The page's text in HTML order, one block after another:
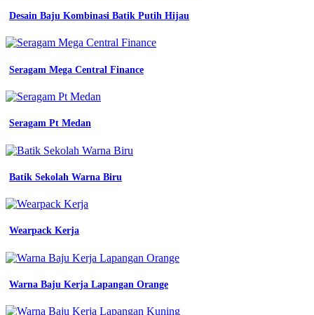
kerja
8
model
seragam
paling
keren
Baju
Seragam
Kerja
Baju
Seragam
Biru
Desain Baju Kombinasi Batik Putih Hijau
Seragam Mega Central Finance
Seragam Pt Medan
Batik Sekolah Warna Biru
Wearpack Kerja
Warna Baju Kerja Lapangan Orange